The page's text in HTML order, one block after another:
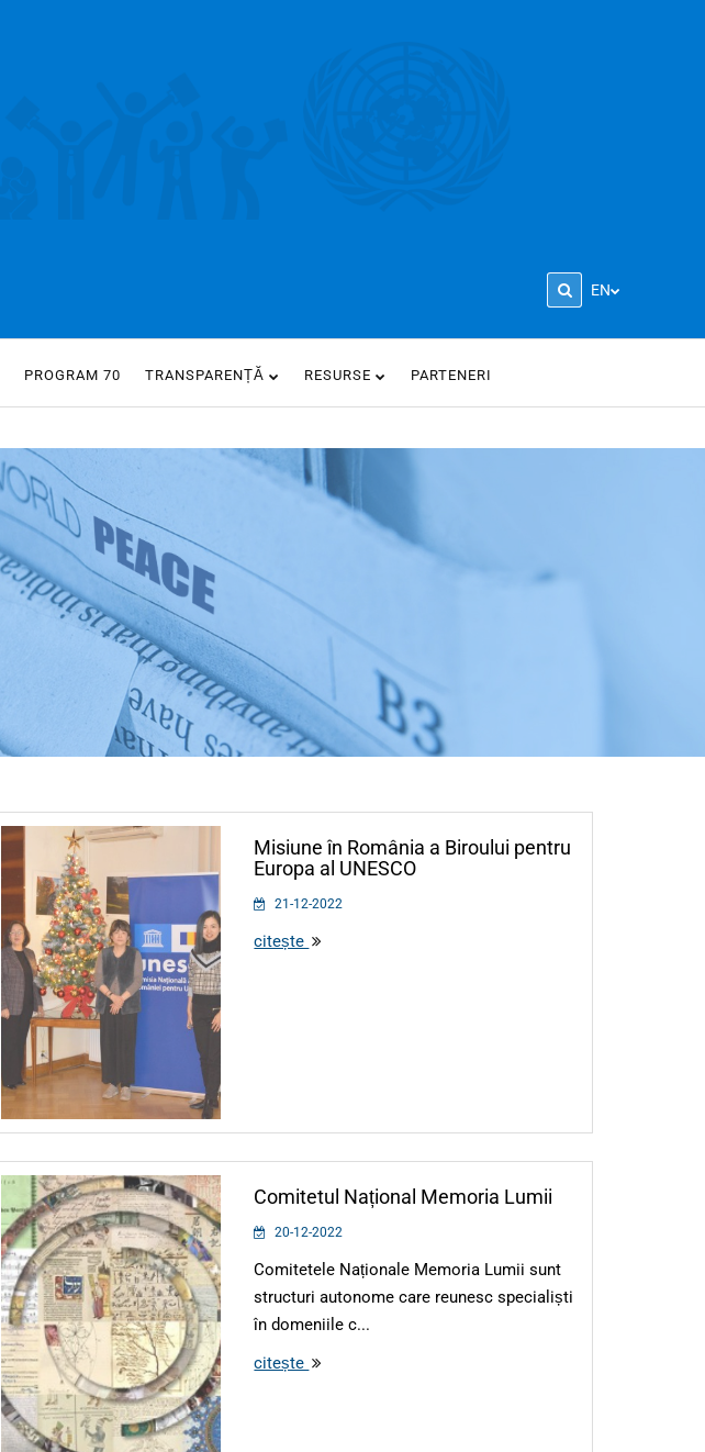
EN
PROGRAM 70 TRANSPARENȚĂ RESURSE PARTENERI
Misiune în România a Biroului pentru
Europa al UNESCO
21-12-2022
citește
Comitetul Național Memoria Lumii
20-12-2022
Comitetele Naționale Memoria Lumii sunt
structuri autonome care reunesc specialiști
în domeniile c...
citește